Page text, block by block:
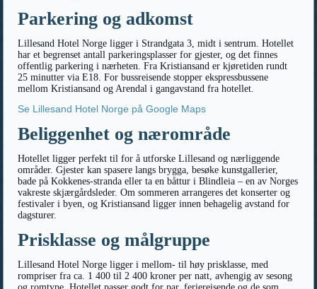
Parkering og adkomst
Lillesand Hotel Norge ligger i Strandgata 3, midt i sentrum. Hotellet
har et begrenset antall parkeringsplasser for gjester, og det finnes
offentlig parkering i nærheten. Fra Kristiansand er kjøretiden rundt
25 minutter via E18. For bussreisende stopper ekspressbussene
mellom Kristiansand og Arendal i gangavstand fra hotellet.
Se Lillesand Hotel Norge på Google Maps
Beliggenhet og nærområde
Hotellet ligger perfekt til for å utforske Lillesand og nærliggende
områder. Gjester kan spasere langs brygga, besøke kunstgallerier,
bade på Kokkenes-stranda eller ta en båttur i Blindleia – en av Norges
vakreste skjærgårdsleder. Om sommeren arrangeres det konserter og
festivaler i byen, og Kristiansand ligger innen behagelig avstand for
dagsturer.
Prisklasse og målgruppe
Lillesand Hotel Norge ligger i mellom- til høy prisklasse, med
rompriser fra ca. 1 400 til 2 400 kroner per natt, avhengig av sesong